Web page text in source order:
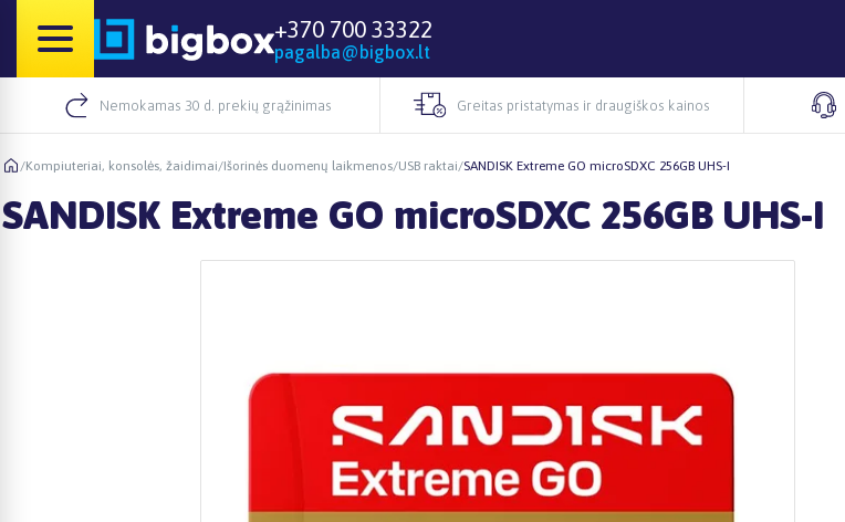
+370 700 33322
pagalba@bigbox.lt
Nemokamas 30 d. prekių grąžinimas Greitas pristatymas ir draugiškos kainos
/Kompiuteriai, konsolės, žaidimai/Išorinės duomenų laikmenos/USB raktai/SANDISK Extreme GO microSDXC 256GB UHS-I
SANDISK Extreme GO microSDXC 256GB UHS-I